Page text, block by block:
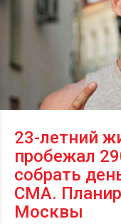
23-летний
пробежал
собрать
СМА.
Москвы